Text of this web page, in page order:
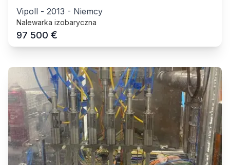
Vipoll - 2013 - Niemcy
Nalewarka izobaryczna
97 500 €